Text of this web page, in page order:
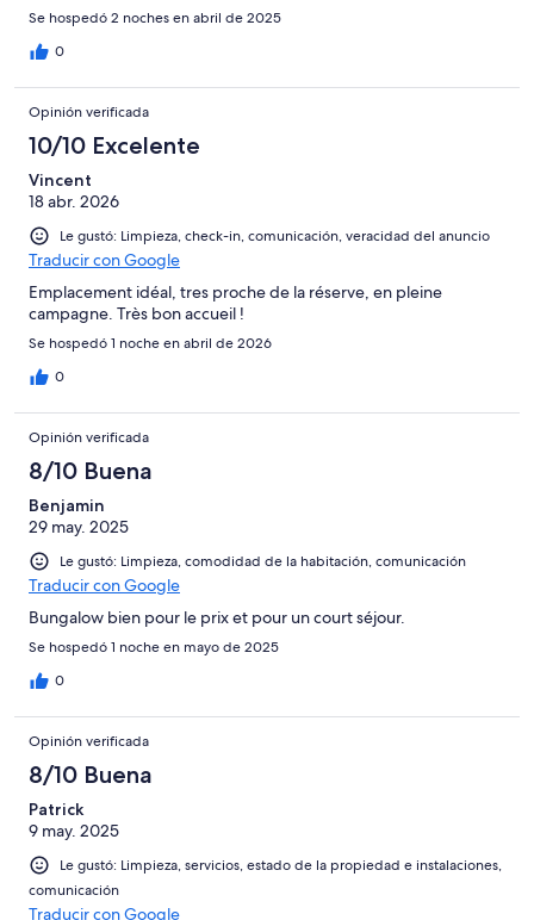
Se hospedó 2 noches en abril de 2025
0
Opinión verificada
10/10 Excelente
Vincent
18 abr. 2026
Le gustó: Limpieza, check-in, comunicación, veracidad del anuncio
Traducir con Google
Emplacement idéal, tres proche de la réserve, en pleine
campagne. Très bon accueil !
Se hospedó 1 noche en abril de 2026
0
Opinión verificada
8/10 Buena
Benjamin
29 may. 2025
Le gustó: Limpieza, comodidad de la habitación, comunicación
Traducir con Google
Bungalow bien pour le prix et pour un court séjour.
Se hospedó 1 noche en mayo de 2025
0
Opinión verificada
8/10 Buena
Patrick
9 may. 2025
Le gustó: Limpieza, servicios, estado de la propiedad e instalaciones,
comunicación
Traducir con Google